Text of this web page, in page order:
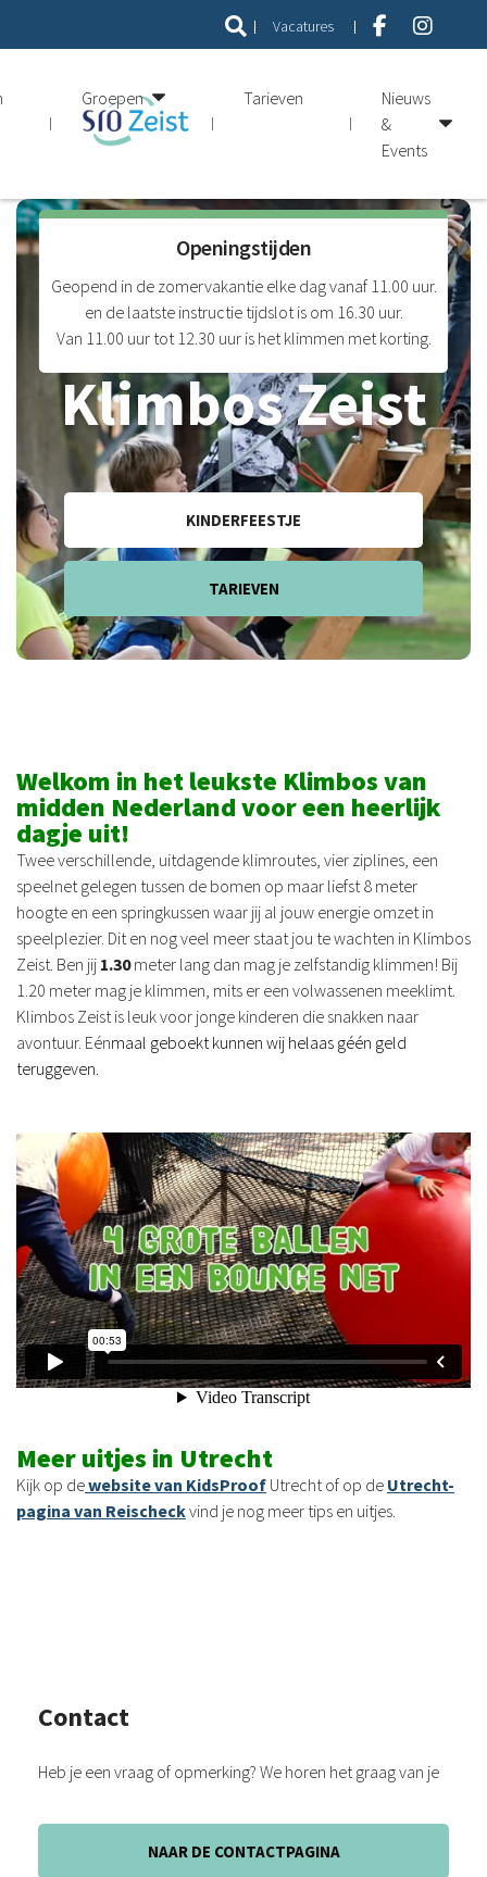
Vacatures
Groepen Tarieven
Nieuws
&
Events
Klimbos Zeist
KINDERFEESTJE
TARIEVEN
Openingstijden
Geopend in de zomervakantie elke dag vanaf 11.00 uur.
en de laatste instructie tijdslot is om 16.30 uur.
Van 11.00 uur tot 12.30 uur is het klimmen met korting.
Welkom in het leukste Klimbos van
midden Nederland voor een heerlijk
dagje uit!
Twee verschillende, uitdagende klimroutes, vier ziplines, een
speelnet gelegen tussen de bomen op maar liefst 8 meter
hoogte en een springkussen waar jij al jouw energie omzet in
speelplezier. Dit en nog veel meer staat jou te wachten in Klimbos
Zeist. Ben jij 1.30meter lang dan mag je zelfstandig klimmen! Bij
1.20 meter mag je klimmen, mits er een volwassenen meeklimt.
Klimbos Zeist is leuk voor jonge kinderen die snakken naar
avontuur. Eénmaal geboekt kunnen wij helaas géén geld
teruggeven.
Meer uitjes in Utrecht
Kijk op dewebsite van KidsProof Utrecht of op de Utrecht-
pagina van Reischeckvind je nog meer tips en uitjes.
Contact
Heb je een vraag of opmerking? We horen het graag van je
NAAR DE CONTACTPAGINA